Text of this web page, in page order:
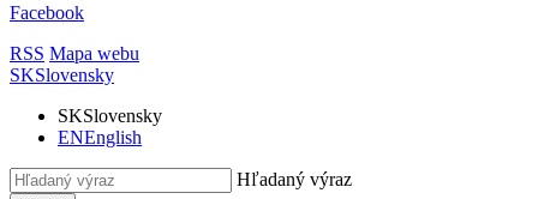
Facebook
RSS Mapa webu
SKSlovensky
SKSlovensky
ENEnglish
Hľadaný výraz